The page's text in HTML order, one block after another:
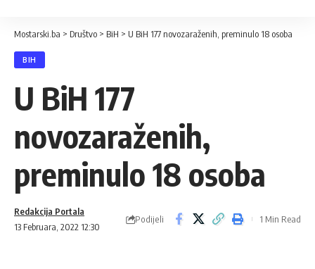
Mostarski.ba > Društvo > BiH > U BiH 177 novozaraženih, preminulo 18 osoba
BIH
U BiH 177
novozaraženih,
preminulo 18 osoba
13 Februara, 2022 12:30
Redakcija Portala
Podijeli 1 Min Read